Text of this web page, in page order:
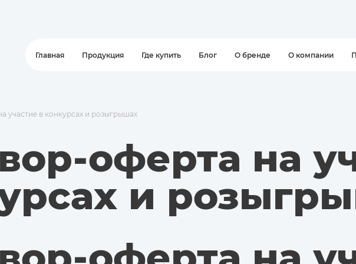
Главная Продукция Где купить Блог О бренде О компании
участие в конкурсах и розыгрышах
оферта на
и